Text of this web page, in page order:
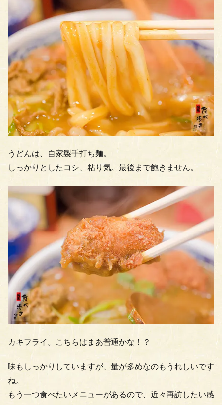
うどんは、自家製手打ち麺。
しっかりとしたコシ、粘り気。最後まで飽きません。
カキフライ。こちらはまあ普通かな！？
味もしっかりしていますが、量が多めなのもうれしいです
ね。
もう一つ食べたいメニューがあるので、近々再訪したい感